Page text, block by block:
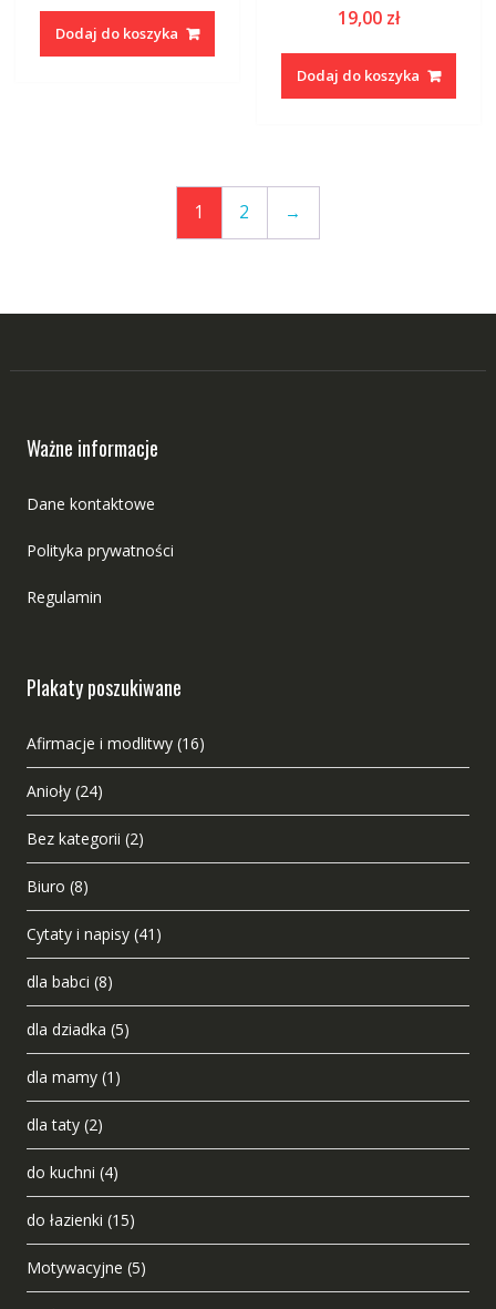
Dodaj do koszyka
19,00 zł
Dodaj do koszyka
1 2 →
Ważne informacje
Dane kontaktowe
Polityka prywatności
Regulamin
Plakaty poszukiwane
Afirmacje i modlitwy (16)
Anioły (24)
Bez kategorii (2)
Biuro (8)
Cytaty i napisy (41)
dla babci (8)
dla dziadka (5)
dla mamy (1)
dla taty (2)
do kuchni (4)
do łazienki (15)
Motywacyjne (5)